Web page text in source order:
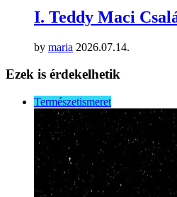
I. Teddy Maci
by maria 2026.07.14.
Ezek is érdekelhetik
Természetismeret